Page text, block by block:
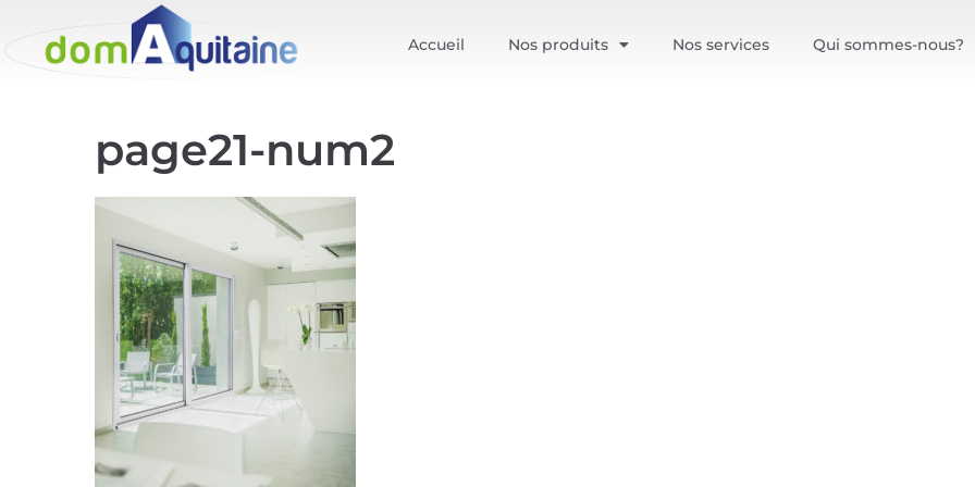
Accueil Nos produits Nos services Qui sommes-nous?
page21-num2